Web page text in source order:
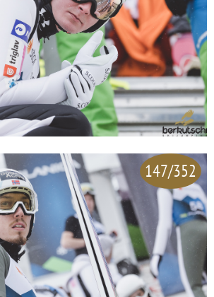
147/352